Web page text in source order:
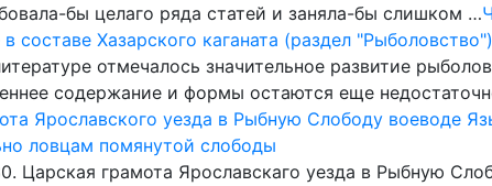
бы целаго ряда статей и заняла-бы слишком …
составе Хазарского каганата (раздел "Рыболовство")
отмечалось значительное развитие
содержание и формы остаются еще
Ярославского уезда в Рыбную Слободу воеводе
ловцам помянутой слободы
Царская грамота Ярославскаго уезда в Рыбную